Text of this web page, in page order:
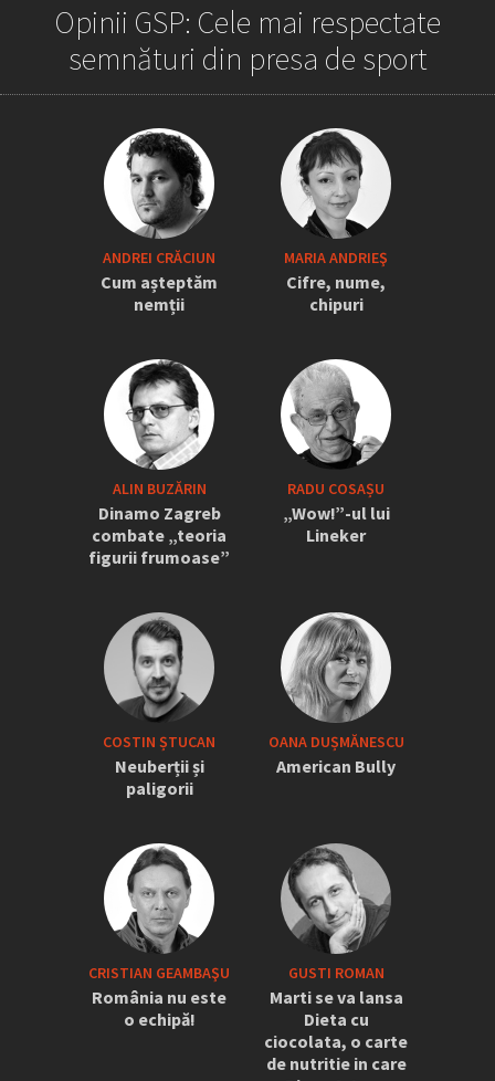
„Iordănescu a tras sforile să revină la
națională” » Pițurcă face dezvăluiri
tari: „Dacă știam că vine el...” +
Scena din avion: „Era transfigurat”
Opinii GSP: Cele mai respectate
semnături din presa de sport
ANDREI CRĂCIUN
Cum așteptăm
nemții
MARIA ANDRIEŞ
Cifre, nume,
chipuri
ALIN BUZĂRIN
Dinamo Zagreb
combate „teoria
figurii frumoase”
RADU COSAȘU
„Wow!”-ul lui
Lineker
COSTIN ȘTUCAN
Neuberții și
paligorii
OANA DUȘMĂNESCU
American Bully
CRISTIAN GEAMBAŞU
România nu este
o echipă!
GUSTI ROMAN
Marti se va lansa
Dieta cu
ciocolata, o carte
de nutritie in care